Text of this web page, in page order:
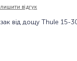
вiдгук
від дощу Thule 15-